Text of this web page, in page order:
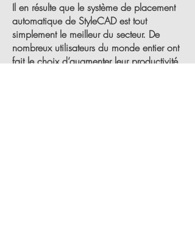
Il en résulte que le système de placement
automatique de StyleCAD est tout
simplement le meilleur du secteur. De
nombreux utilisateurs du monde entier ont
fait le choix d’augmenter leur productivité